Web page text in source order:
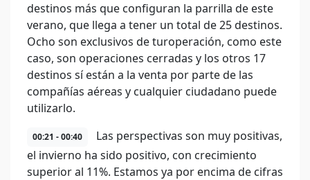
destinos más que configuran la parrilla de este
verano, que llega a tener un total de 25 destinos.
Ocho son exclusivos de turoperación, como este
caso, son operaciones cerradas y los otros 17
destinos sí están a la venta por parte de las
compañías aéreas y cualquier ciudadano puede
utilizarlo.
00:21 - 00:40
Las perspectivas son muy positivas,
el invierno ha sido positivo, con crecimiento
superior al 11%. Estamos ya por encima de cifras